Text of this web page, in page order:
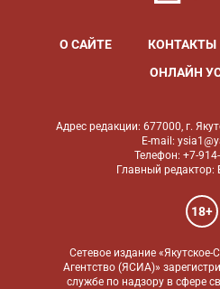
О САЙТЕ КОНТАКТЫ
ОНЛАЙН
Адрес редакции: 677000, г.
E-mail:
Телефон: +7-
Главный редактор:
18+
Сетевое издание
Агентство (ЯСИА)»
службе по надзору в сфере